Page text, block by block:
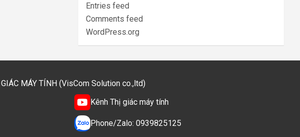
Entries feed
Comments feed
WordPress.org
MÁY TÍNH (VisCom Solution co.,ltd)
Kênh Thị giác máy tính
Phone/Zalo: 0939825125